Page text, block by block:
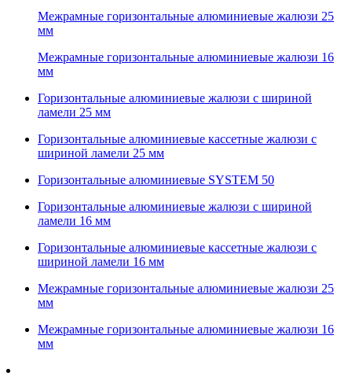
Межрамные горизонтальные алюминиевые жалюзи 25
мм
Межрамные горизонтальные алюминиевые жалюзи 16
мм
Горизонтальные алюминиевые жалюзи с шириной
ламели 25 мм
Горизонтальные алюминиевые кассетные жалюзи с
шириной ламели 25 мм
Горизонтальные алюминиевые SYSTEM 50
Горизонтальные алюминиевые жалюзи с шириной
ламели 16 мм
Горизонтальные алюминиевые кассетные жалюзи с
шириной ламели 16 мм
Межрамные горизонтальные алюминиевые жалюзи 25
мм
Межрамные горизонтальные алюминиевые жалюзи 16
мм